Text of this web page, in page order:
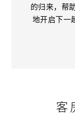
的归来，帮
地开启下一
客